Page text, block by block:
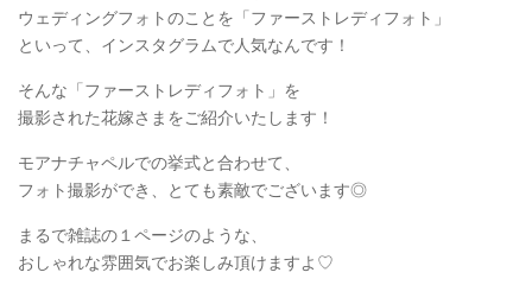
ウェディングフォトのことを「ファーストレディフォト」
といって、インスタグラムで人気なんです！
そんな「ファーストレディフォト」を
撮影された花嫁さまをご紹介いたします！
モアナチャペルでの挙式と合わせて、
フォト撮影ができ、とても素敵でございます◎
まるで雑誌の１ページのような、
おしゃれな雰囲気でお楽しみ頂けますよ♡